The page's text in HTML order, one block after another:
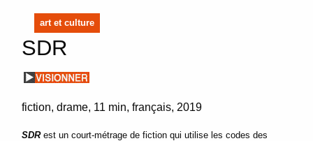
art et culture
SDR
fiction drame 11 min français 2019
SDRest un court-métrage de fiction qui utilise les codes des